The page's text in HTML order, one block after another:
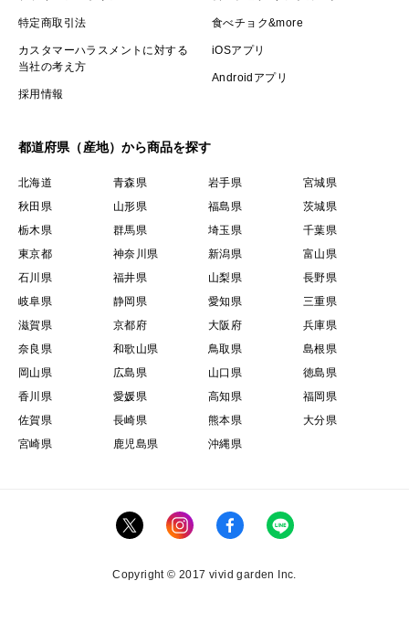
特定商取引法
カスタマーハラスメントに対する
当社の考え方
採用情報
食べチョク&more
iOSアプリ
Androidアプリ
都道府県（産地）から商品を探す
北海道 青森県 岩手県
宮城県
秋田県
山形県 福島県
茨城県
栃木県
群馬県 埼玉県
千葉県
東京都
神奈川県 新潟県
富山県
石川県
福井県 山梨県
長野県
岐阜県
静岡県 愛知県
三重県
滋賀県
京都府 大阪府
兵庫県
奈良県
和歌山県 鳥取県
島根県
岡山県
広島県 山口県
徳島県
香川県
愛媛県 高知県
福岡県
佐賀県
長崎県 熊本県
大分県
宮崎県
鹿児島県 沖縄県
Copyright © 2017 vivid garden Inc.